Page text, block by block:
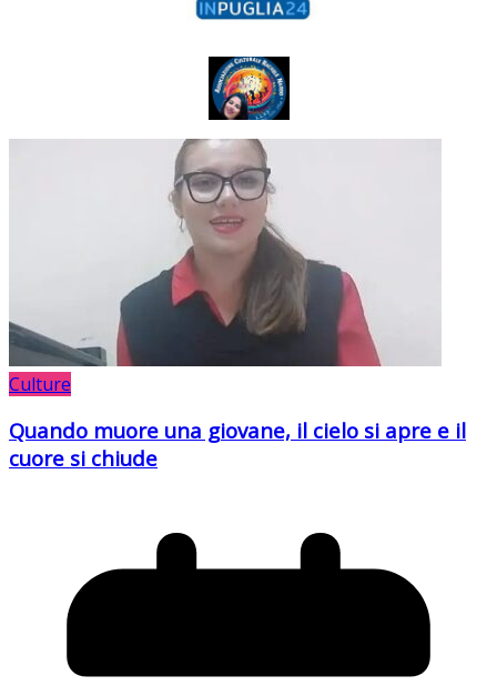
Culture
Quando muore una giovane, il cielo si apre e il
cuore si chiude